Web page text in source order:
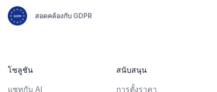
สอดคล้องกับ GDPR
โซลูชัน
แชทกับ AI
สนับสนุน
การตั้งราคา